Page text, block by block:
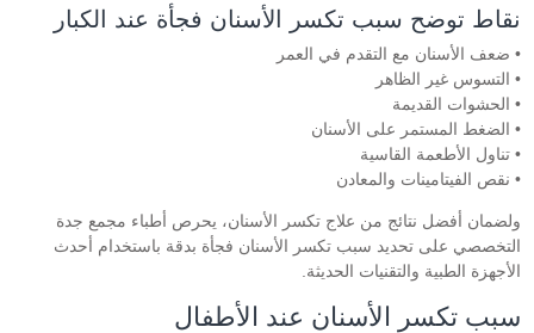
نقاط توضح سبب تكسر الأسنان فجأة عند الكبار
• ضعف الأسنان مع التقدم في العمر
• التسوس غير الظاهر
• الحشوات القديمة
• الضغط المستمر على الأسنان
• تناول الأطعمة القاسية
• نقص الفيتامينات والمعادن
ولضمان أفضل نتائج من علاج تكسر الأسنان، يحرص أطباء مجمع جدة
التخصصي على تحديد سبب تكسر الأسنان فجأة بدقة باستخدام أحدث
الأجهزة الطبية والتقنيات الحديثة.
سبب تكسر الأسنان عند الأطفال